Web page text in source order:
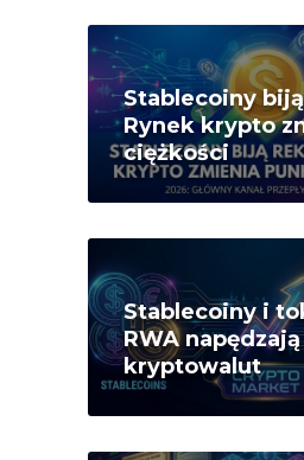
Stablecoiny
Rynek krypto
ciężkości
Stablecoiny i
RWA
kryptowalut